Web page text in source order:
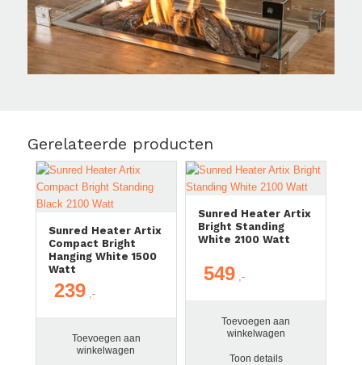
Gerelateerde producten
Sunred Heater Artix
Compact Bright
Hanging White 1500
Watt
239
Toevoegen aan
winkelwagen
Sunred Heater Artix
Bright Standing
White 2100 Watt
549
Toevoegen aan
winkelwagen
Toon details